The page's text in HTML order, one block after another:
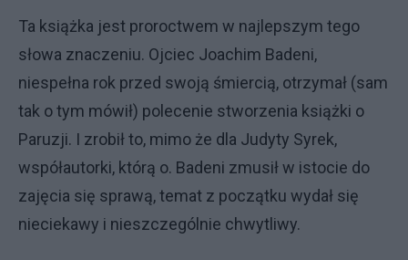
Ta książka jest proroctwem w najlepszym tego
słowa znaczeniu. Ojciec Joachim Badeni,
niespełna rok przed swoją śmiercią, otrzymał (sam
tak o tym mówił) polecenie stworzenia książki o
Paruzji. I zrobił to, mimo że dla Judyty Syrek,
współautorki, którą o. Badeni zmusił w istocie do
zajęcia się sprawą, temat z początku wydał się
nieciekawy i nieszczególnie chwytliwy.